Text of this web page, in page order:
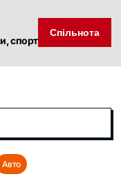
спорт
Спільнота
Авто